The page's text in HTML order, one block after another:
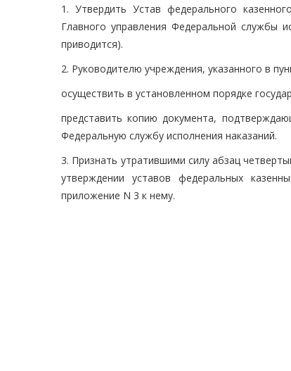
1. Утвердить Устав федерального
Главного управления Федеральной службы
приводится).
2. Руководителю учреждения, указанного в
осуществить в установленном порядке
представить копию документа,
Федеральную службу исполнения наказаний.
3. Признать утратившими силу абзац
утверждении уставов федеральных
приложение N 3 к нему.